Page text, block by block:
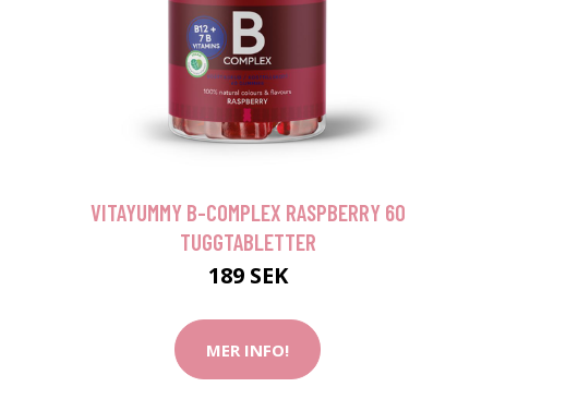
VITAYUMMY B-COMPLEX RASPBERRY 60
TUGGTABLETTER
189 SEK
MER INFO!